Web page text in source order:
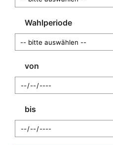
Wahlperiode
von
bis